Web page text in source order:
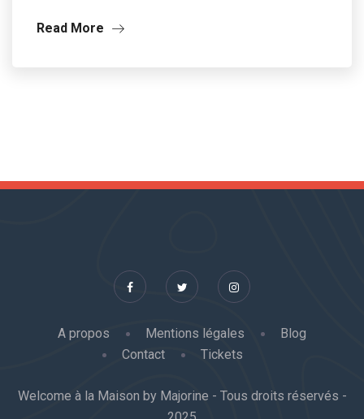
Read More
A propos Mentions légales
Blog
Contact
Tickets
Welcome à la Maison by Majorine - Tous droits réservés -